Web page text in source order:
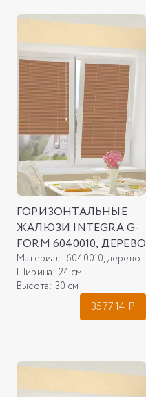
ГОРИЗОНТАЛЬНЫЕ
ЖАЛЮЗИ INTEGRA G-
FORM 6040010, ДЕРЕВО
Материал: 6040010, дерево
Ширина: 24 см
Высота: 30 см
3577.14 ₽